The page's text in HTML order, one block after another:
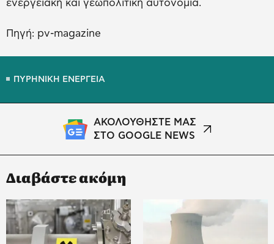
ενεργειακή και γεωπολιτική αυτονομία.
Πηγή: pv-magazine
ΠΥΡΗΝΙΚΗ ΕΝΕΡΓΕΙΑ
ΑΚΟΛΟΥΘΗΣΤΕ ΜΑΣ
ΣΤΟ GOOGLE NEWS
Διαβάστε ακόμη